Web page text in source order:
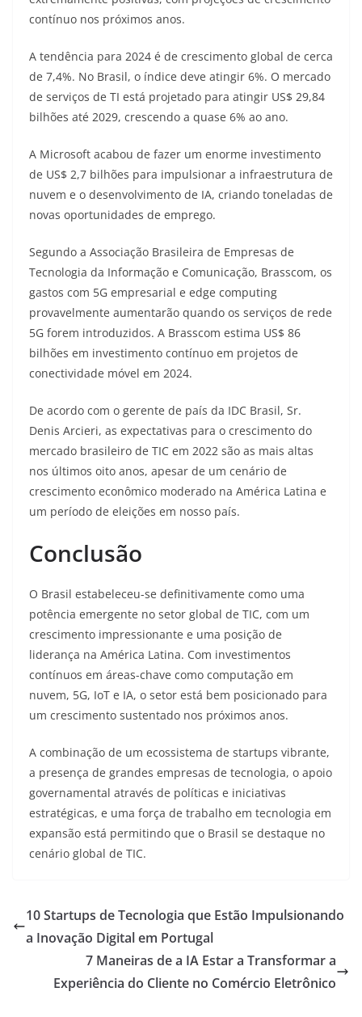
contínuo nos próximos anos.
A tendência para 2024 é de crescimento global de cerca
de 7,4%. No Brasil, o índice deve atingir 6%. O mercado
de serviços de TI está projetado para atingir US$ 29,84
bilhões até 2029, crescendo a quase 6% ao ano.
A Microsoft acabou de fazer um enorme investimento
de US$ 2,7 bilhões para impulsionar a infraestrutura de
nuvem e o desenvolvimento de IA, criando toneladas de
novas oportunidades de emprego.
Segundo a Associação Brasileira de Empresas de
Tecnologia da Informação e Comunicação, Brasscom, os
gastos com 5G empresarial e edge computing
provavelmente aumentarão quando os serviços de rede
5G forem introduzidos. A Brasscom estima US$ 86
bilhões em investimento contínuo em projetos de
conectividade móvel em 2024.
De acordo com o gerente de país da IDC Brasil, Sr.
Denis Arcieri, as expectativas para o crescimento do
mercado brasileiro de TIC em 2022 são as mais altas
nos últimos oito anos, apesar de um cenário de
crescimento econômico moderado na América Latina e
um período de eleições em nosso país.
Conclusão
O Brasil estabeleceu-se definitivamente como uma
potência emergente no setor global de TIC, com um
crescimento impressionante e uma posição de
liderança na América Latina. Com investimentos
contínuos em áreas-chave como computação em
nuvem, 5G, IoT e IA, o setor está bem posicionado para
um crescimento sustentado nos próximos anos.
A combinação de um ecossistema de startups vibrante,
a presença de grandes empresas de tecnologia, o apoio
governamental através de políticas e iniciativas
estratégicas, e uma força de trabalho em tecnologia em
expansão está permitindo que o Brasil se destaque no
cenário global de TIC.
10 Startups de Tecnologia que Estão Impulsionando
a Inovação Digital em Portugal
7 Maneiras de a IA Estar a Transformar a
Experiência do Cliente no Comércio Eletrônico